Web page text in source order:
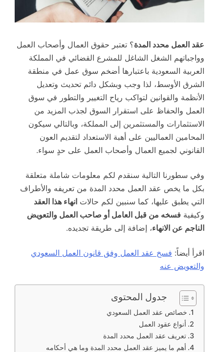
عقد العمل محدد المدة؟ تعتبر حقوق العمال وأصحاب العمل
وواجباتهم الشغل الشاغل للمشرع القضائي في المملكة
العربية السعودية باعتبارها أضخم سوق عمل في منطقة
الشرق الأوسط، لذا وجب وبشكل دائم تحديث وتعديل
الأنظمة والقوانين لتواكب رياح التغيير والتطور في سوق
العمل والحفاظ على استقرار السوق لجذب المزيد من
الاستثمارات والمستثمرين إلى المملكة، وبالتالي سيكون
المحامين العماليين على أهبة الاستعداد لتقديم العون
القانوني لجميع العمال وأصحاب العمل على حدٍ سواء.
وفي سطورنا التالية سنقدم لكم معلومات شاملة متعلقة
بكل ما يخص عقد العمل محدد المدة من تعريفه والأطراف
التي يطبق عليها، كما سنبين لكم حالات انهاء هذا العقد
وكيفية فسخه من قبل العامل أو صاحب العمل والتعويض
الناجم عن الانهاء، إضافة إلى طريقة تجديده.
اقرأ أيضاً: فسخ عقد العمل وفق قانون العمل السعودي
والتعويض عنه
جدول المحتوى
خصائص عقد العمل السعودي
أنواع عقود العمل
تعريف عقد العمل محدد المدة
أهم ما يميز عقد العمل محدد المدة وما هي أحكامه